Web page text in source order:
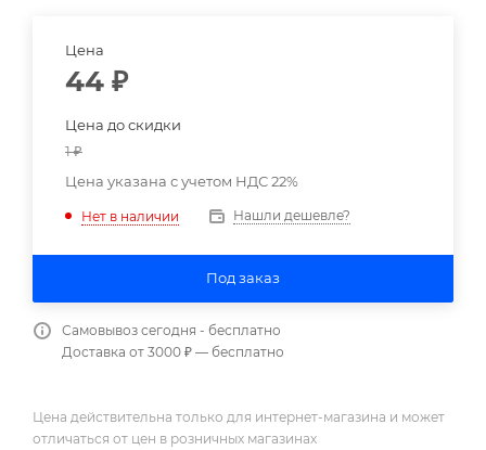
Цена
44 ₽
Цена до скидки
1₽
Цена указана с учетом НДС 22%
Нет в наличии Нашли дешевле?
Под заказ
Самовывоз сегодня - бесплатно
Доставка от 3000 ₽ — бесплатно
Цена действительна только для интернет-магазина и может
отличаться от цен в розничных магазинах